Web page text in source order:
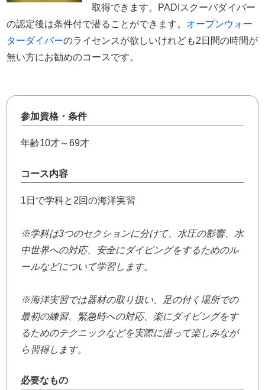
取得できます。PADIスクーバダイバー
の認定後は条件付で潜ることができます。 オープンウォー
ターダイバーのライセンスが欲しいけれども2日間の時間が
無い方にお勧めのコースです。
参加資格・条件
年齢10才～69才
コース内容
1日で学科と2回の海洋実習
※学科は3つのセクションに分けて、水圧の影響、水
中世界への対応、安全にダイビングをするためのル
ールなどについて学習します。
※海洋実習では器材の取り扱い、足の付く場所での
最初の練習、緊急時への対応、楽にダイビングをす
るためのテクニックなどを実際に潜って楽しみなが
ら習得します。
必要なもの